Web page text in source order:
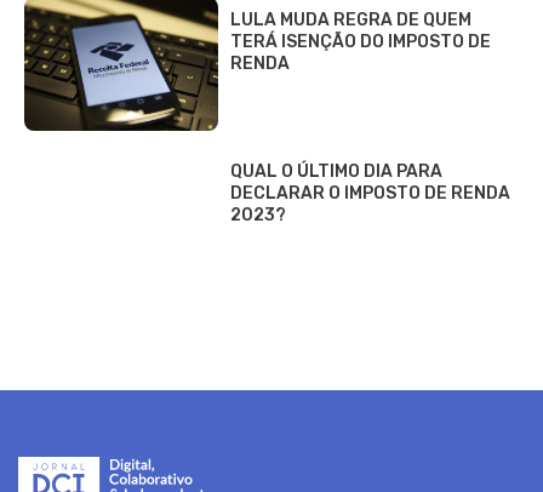
LULA MUDA REGRA DE QUEM
TERÁ ISENÇÃO DO IMPOSTO DE
RENDA
QUAL O ÚLTIMO DIA PARA
DECLARAR O IMPOSTO DE RENDA
2023?